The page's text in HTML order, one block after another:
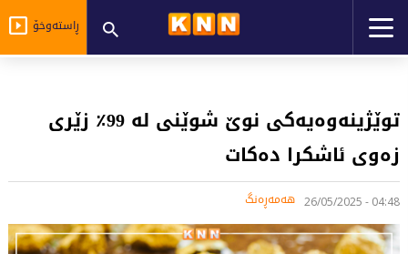
ڕاستەوخۆ
توێژینەوەیەکی نوێ شوێنی لە 99٪ زێری
زەوی ئاشکرا دەکات
04:48 - 26/05/2025 هەمەڕەنگ